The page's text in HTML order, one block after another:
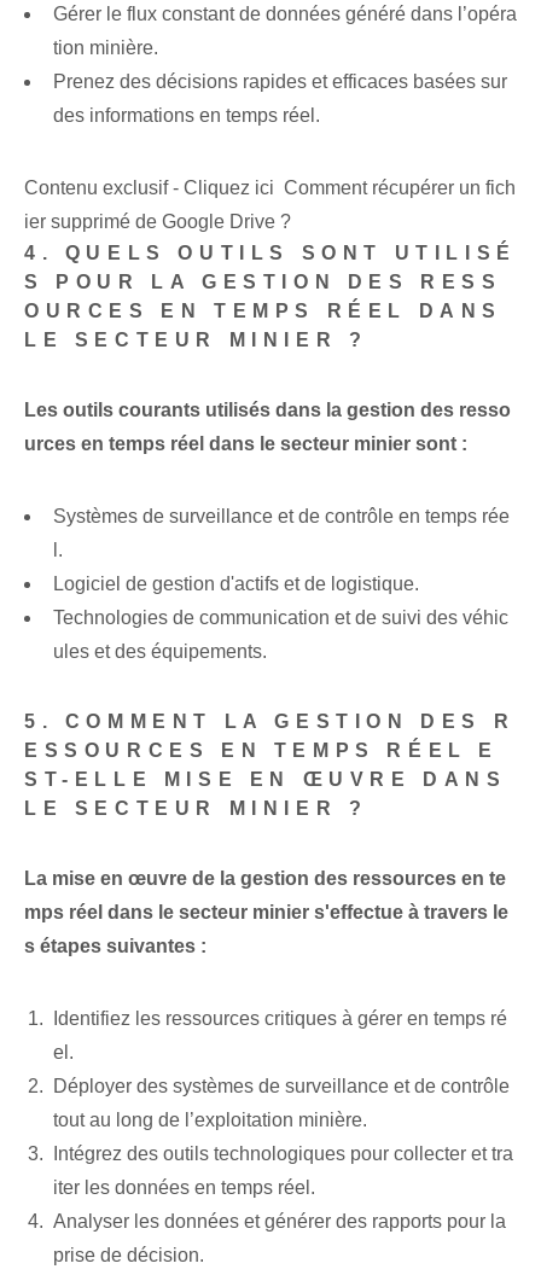
Gérer le flux constant de données généré dans l’opéra
tion minière.
Prenez des décisions rapides et efficaces basées sur
des informations en temps réel.
Contenu exclusif - Cliquez ici Comment récupérer un fich
ier supprimé de Google Drive ?
4. QUELS OUTILS SONT UTILISÉ
S POUR LA GESTION DES RESS
OURCES EN TEMPS RÉEL DANS
LE SECTEUR MINIER ?
Les outils courants utilisés dans la gestion des resso
urces en temps réel dans le secteur minier sont :
Systèmes de surveillance et de contrôle en temps rée
l.
Logiciel de gestion d'actifs et de logistique.
Technologies de communication et de suivi des véhic
ules et des équipements.
5. COMMENT LA GESTION DES R
ESSOURCES EN TEMPS RÉEL E
ST-ELLE MISE EN ŒUVRE DANS
LE SECTEUR MINIER ?
La mise en œuvre de la gestion des ressources en te
mps réel dans le secteur minier s'effectue à travers le
s étapes suivantes :
Identifiez les ressources critiques à gérer en temps ré
el.
Déployer des systèmes de surveillance et de contrôle
tout au long de l’exploitation minière.
Intégrez des outils technologiques pour collecter et tra
iter les données en temps réel.
Analyser les données et générer des rapports pour la
prise de décision.